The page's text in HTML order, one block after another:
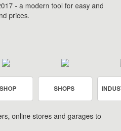
- a modern tool for easy and
prices.
SHOPS
online stores and garages to